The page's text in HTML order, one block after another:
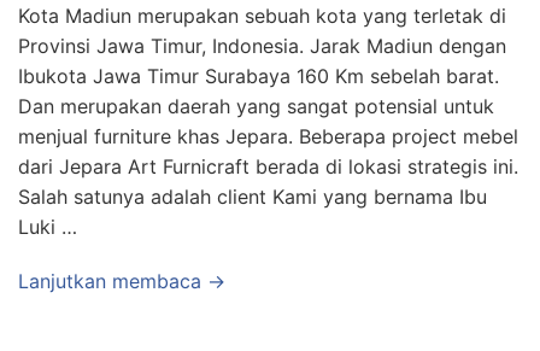
Kota Madiun merupakan sebuah kota yang terletak di
Provinsi Jawa Timur, Indonesia. Jarak Madiun dengan
Ibukota Jawa Timur Surabaya 160 Km sebelah barat.
Dan merupakan daerah yang sangat potensial untuk
menjual furniture khas Jepara. Beberapa project mebel
dari Jepara Art Furnicraft berada di lokasi strategis ini.
Salah satunya adalah client Kami yang bernama Ibu
Luki …
Lanjutkan membaca →